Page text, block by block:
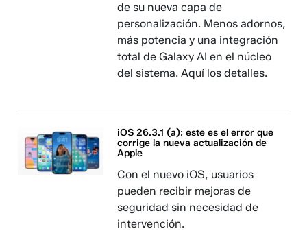
de su nueva capa de
personalización. Menos adornos,
más potencia y una integración
total de Galaxy AI en el núcleo
del sistema. Aquí los detalles.
iOS 26.3.1 (a): este es el error que
corrige la nueva actualización de
Apple
Con el nuevo iOS, usuarios
pueden recibir mejoras de
seguridad sin necesidad de
intervención.